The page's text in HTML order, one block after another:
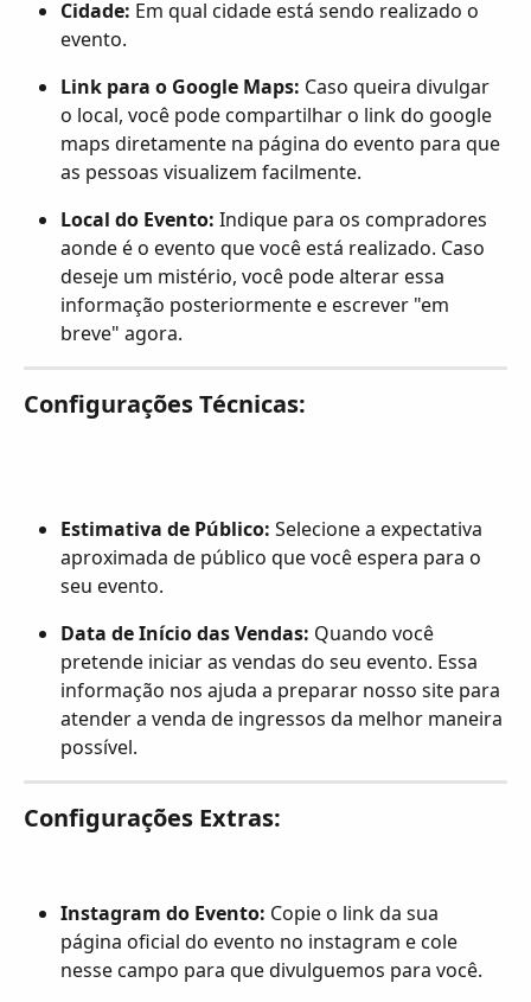
Cidade: Em qual cidade está sendo realizado o
evento.
Link para o Google Maps: Caso queira divulgar
o local, você pode compartilhar o link do google
maps diretamente na página do evento para que
as pessoas visualizem facilmente.
Local do Evento: Indique para os compradores
aonde é o evento que você está realizado. Caso
deseje um mistério, você pode alterar essa
informação posteriormente e escrever "em
breve" agora.
Configurações Técnicas:
Estimativa de Público: Selecione a expectativa
aproximada de público que você espera para o
seu evento.
Data de Início das Vendas: Quando você
pretende iniciar as vendas do seu evento. Essa
informação nos ajuda a preparar nosso site para
atender a venda de ingressos da melhor maneira
possível.
Configurações Extras:
Instagram do Evento: Copie o link da sua
página oficial do evento no instagram e cole
nesse campo para que divulguemos para você.